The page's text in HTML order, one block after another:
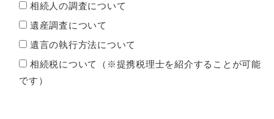
相続人の調査について
遺産調査について
遺言の執行方法について
相続税について（※提携税理士を紹介することが可能
です）